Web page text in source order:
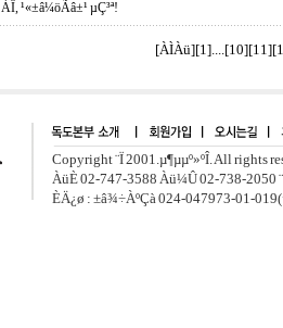
ÀÏ, ¹«±â¼öÃâ±¹ µÇ³ª!
[ÀÌÀü][1]....[10][11][
Copyright ¨Ï 2001.µ¶µµº»ºÎ. All rights
ÀüÈ­ 02-747-3588 Àü¼Û 02-738-2050
ÈÄ¿ø : ±â¾÷ÀºÇà 024-047973-01-